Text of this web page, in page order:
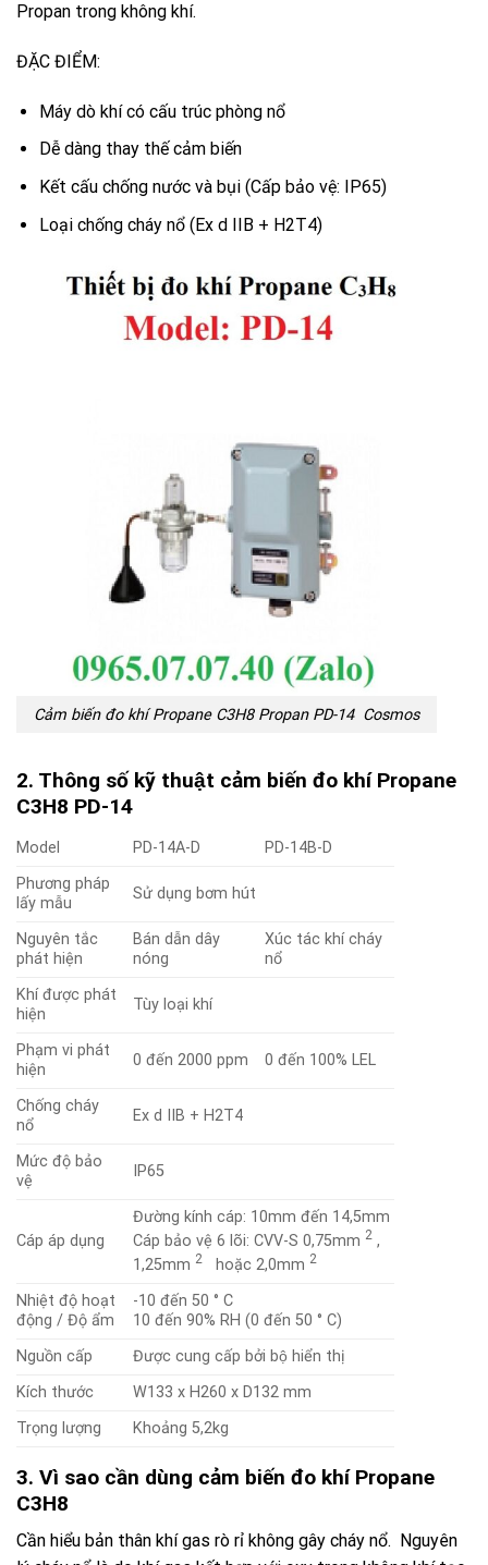
Propan trong không khí.
ĐẶC ĐIỂM:
Máy dò khí có cấu trúc phòng nổ
Dễ dàng thay thế cảm biến
Kết cấu chống nước và bụi (Cấp bảo vệ: IP65)
Loại chống cháy nổ (Ex d IIB + H2T4)
Cảm biến đo khí Propane C3H8 Propan PD-14 Cosmos
2. Thông số kỹ thuật cảm biến đo khí Propane
C3H8 PD-14
Model PD-14A-D
PD-14B-D
Phương pháp
lấy mẫu
Sử dụng bơm hút
Nguyên tắc
phát hiện
Bán dẫn dây
nóng
Xúc tác khí cháy
nổ
Khí được phát
hiện
Tùy loại khí
Phạm vi phát
hiện
0 đến 2000 ppm 0 đến 100% LEL
Chống cháy
nổ
Ex d IIB + H2T4
Mức độ bảo
vệ
IP65
Cáp áp dụng
Đường kính cáp: 10mm đến 14,5mm
Cáp bảo vệ 6 lõi: CVV-S 0,75mm 2 ,
1,25mm 2 hoặc 2,0mm 2
Nhiệt độ hoạt
động / Độ ẩm
-10 đến 50 ° C
10 đến 90% RH (0 đến 50 ° C)
Nguồn cấp
Được cung cấp bởi bộ hiển thị
Kích thước
W133 x H260 x D132 mm
Trọng lượng
Khoảng 5,2kg
3. Vì sao cần dùng cảm biến đo khí Propane
C3H8
Cần hiểu bản thân khí gas rò rỉ không gây cháy nổ. Nguyên